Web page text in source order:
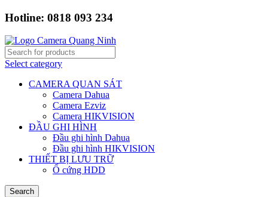
Hotline: 0818 093 234
Select category
CAMERA QUAN SÁT
Camera Dahua
Camera Ezviz
Camera HIKVISION
ĐẦU GHI HÌNH
Đầu ghi hình Dahua
Đầu ghi hình HIKVISION
THIẾT BỊ LƯU TRỮ
Ổ cứng HDD
Search